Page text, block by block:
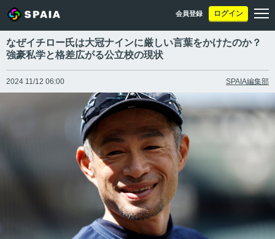
会員登録 ログイン
なぜイチロー氏は大冠ナインに厳しい言葉をかけたのか？
強豪私学と格差広がる公立校の現状
2024 11/12 06:00 SPAIA編集部